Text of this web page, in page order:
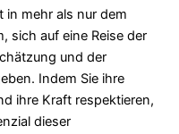
in mehr als nur dem
sich auf eine Reise der
und der
Indem Sie ihre
ihre Kraft respektieren,
dieser